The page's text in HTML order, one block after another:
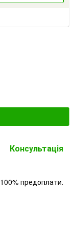
Консультація
предоплати.